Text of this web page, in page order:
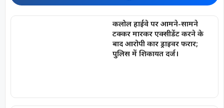
कलोल हाईवे पर आमने-सामने
टक्कर मारकर एक्सीडेंट करने के
बाद आरोपी कार ड्राइवर फरार;
पुलिस में शिकायत दर्ज।